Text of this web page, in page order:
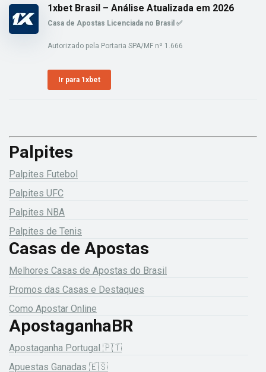
1xbet Brasil – Análise Atualizada em 2026
Casa de Apostas Licenciada no Brasil ✅
Autorizado pela Portaria SPA/MF nº 1.666
Ir para 1xbet
Palpites
Palpites Futebol
Palpites UFC
Palpites NBA
Palpites de Tenis
Casas de Apostas
Melhores Casas de Apostas do Brasil
Promos das Casas e Destaques
Como Apostar Online
ApostaganhaBR
Apostaganha Portugal 🇵🇹
Apuestas Ganadas 🇪🇸